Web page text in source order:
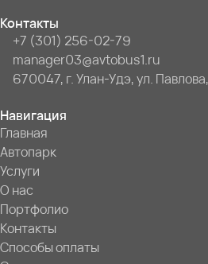
Контакты
+7 (301) 256-02-79
manager03@avtobus1.ru
670047, г. Улан-Удэ, ул.
Навигация
Главная
Автопарк
Услуги
О нас
Портфолио
Контакты
Способы оплаты